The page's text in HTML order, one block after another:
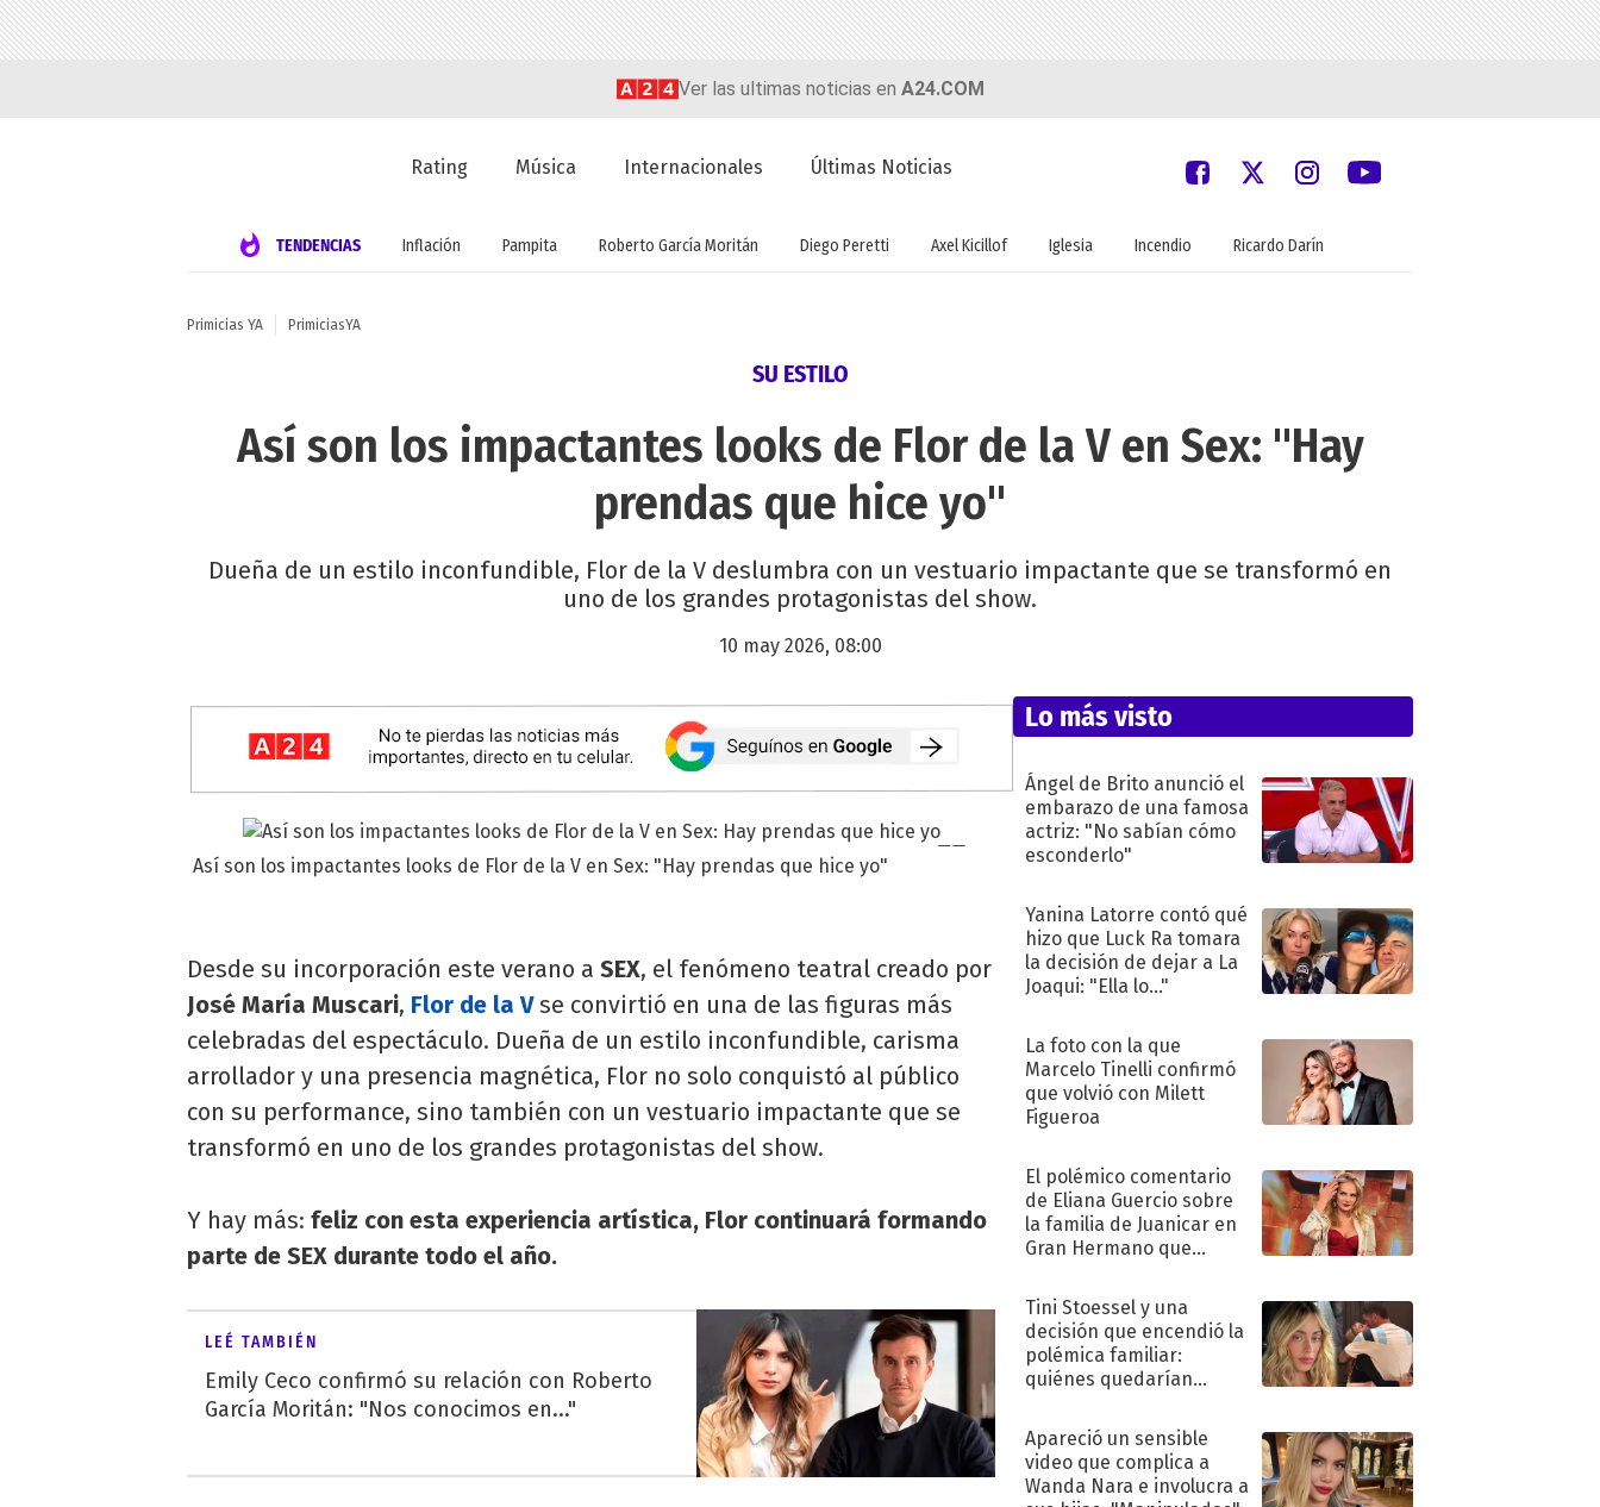
Ver las ultimas noticias en A24.COM
Rating Música Internacionales Últimas Noticias
TENDENCIAS Inflación Pampita Roberto García Moritán Diego Peretti Axel Kicillof Iglesia Incendio Ricardo Darín
Primicias YA PrimiciasYA
SU ESTILO
Así son los impactantes looks de Flor de la V en Sex: "Hay
prendas que hice yo"
Dueña de un estilo inconfundible, Flor de la V deslumbra con un vestuario impactante que se transformó en
uno de los grandes protagonistas del show.
10 may 2026, 08:00
Así son los impactantes looks de Flor de la V en Sex: "Hay prendas que hice yo"
Desde su incorporación este verano a SEX, el fenómeno teatral creado por
José María Muscari, Flor de la Vse convirtió en una de las figuras más
celebradas del espectáculo. Dueña de un estilo inconfundible, carisma
arrollador y una presencia magnética, Flor no solo conquistó al público
con su performance, sino también con un vestuario impactante que se
transformó en uno de los grandes protagonistas del show.
Y hay más: feliz con esta experiencia artística, Flor continuará formando
parte de SEX durante todo el año.
LEÉ TAMBIÉN
Emily Ceco confirmó su relación con Roberto
García Moritán: "Nos conocimos en..."
Lo más visto
Ángel de Brito anunció el
embarazo de una famosa
actriz: "No sabían cómo
esconderlo"
Yanina Latorre contó qué
hizo que Luck Ra tomara
la decisión de dejar a La
Joaqui: "Ella lo..."
La foto con la que
Marcelo Tinelli confirmó
que volvió con Milett
Figueroa
El polémico comentario
de Eliana Guercio sobre
la familia de Juanicar en
Gran Hermano que
Tini Stoessel y una
decisión que encendió la
polémica familiar:
quiénes quedarían
Apareció un sensible
video que complica a
Wanda Nara e involucra a